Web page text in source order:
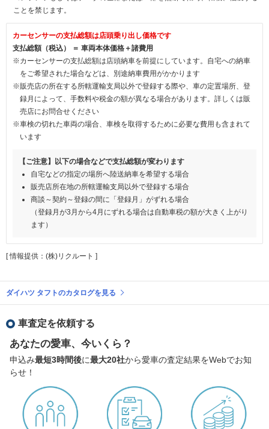
ことを禁じます。
カーセンサーの支払総額は店頭乗り出し価格です
支払総額（税込） ＝ 車両本体価格＋諸費用
※カーセンサーの支払総額は店頭納車を前提にしています。自宅への納車
をご希望された場合などは、別途納車費用がかかります
※販売店の所在する所轄運輸支局以外で登録する際や、車の定置場所、登
録月によって、手数料や税金の額が異なる場合があります。詳しくは販
売店にお問合せください
※車検の切れた車両の場合、車検を取得するために必要な費用も含まれて
います
【ご注意】以下の場合などで支払総額が変わります
自宅などの指定の場所へ陸送納車を希望する場合
販売店所在地の所轄運輸支局以外で登録する場合
商談～契約～登録の間に「登録月」がずれる場合
（登録月が3月から4月にずれる場合は自動車税の額が大きく上がり
ます）
[ 情報提供：(株)リクルート ]
ダイハツ タフトのカタログを見る
車査定を依頼する
あなたの愛車、今いくら？
申込み最短3時間後に最大20社から愛車の査定結果をWebでお知
らせ！